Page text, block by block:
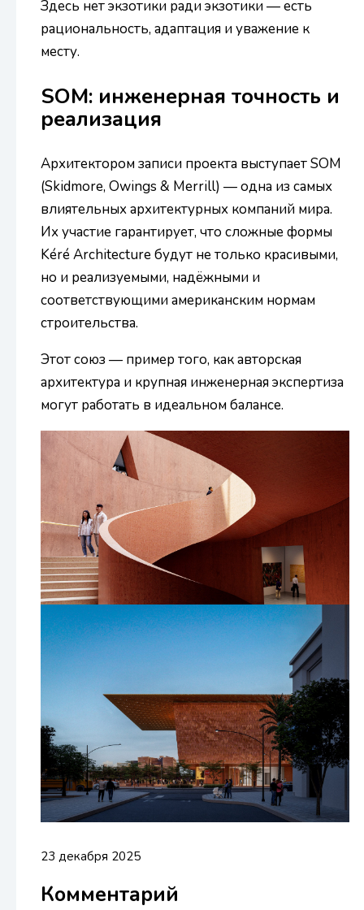
Здесь нет экзотики ради экзотики — есть
рациональность, адаптация и уважение к
месту.
SOM: инженерная точность и
реализация
Архитектором записи проекта выступает SOM
(Skidmore, Owings & Merrill) — одна из самых
влиятельных архитектурных компаний мира.
Их участие гарантирует, что сложные формы
Kéré Architecture будут не только красивыми,
но и реализуемыми, надёжными и
соответствующими американским нормам
строительства.
Этот союз — пример того, как авторская
архитектура и крупная инженерная экспертиза
могут работать в идеальном балансе.
23 декабря 2025
Комментарий